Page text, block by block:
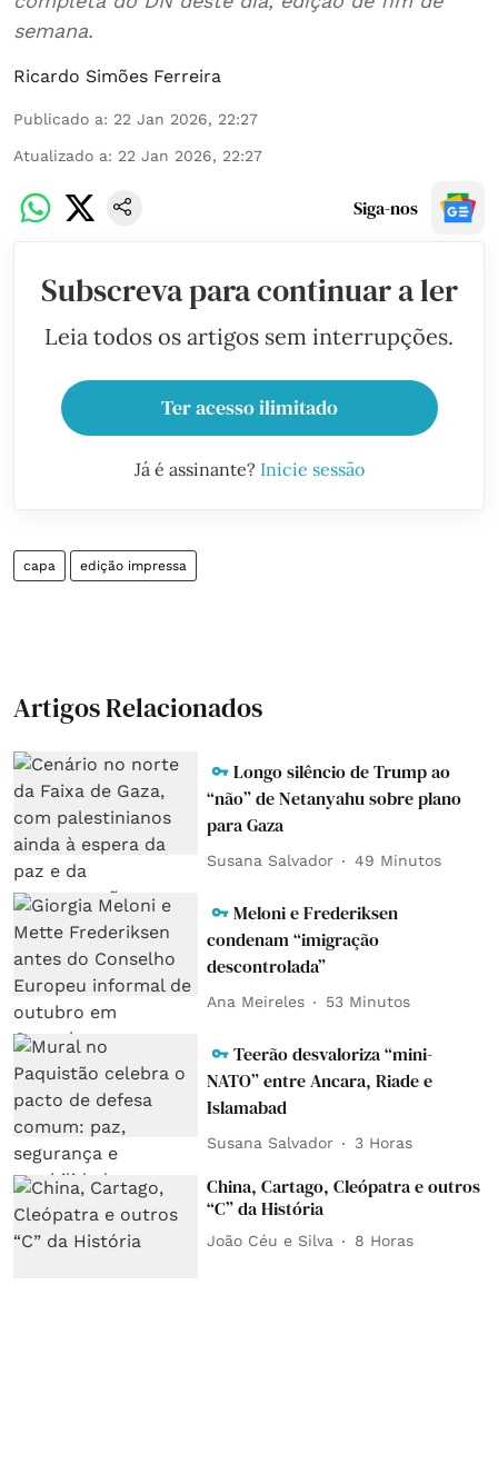
semana.
Ricardo Simões Ferreira
Publicado a: 22 Jan 2026, 22:27
Atualizado a: 22 Jan 2026, 22:27
Siga-nos
Subscreva para continuar a ler
Leia todos os artigos sem interrupções.
Ter acesso ilimitado
Já é assinante? Inicie sessão
capa edição impressa
Artigos Relacionados
Longo silêncio de Trump ao
“não” de Netanyahu sobre plano
para Gaza
Susana Salvador 49 Minutos
Meloni e Frederiksen
condenam “imigração
descontrolada”
Ana Meireles 53 Minutos
Teerão desvaloriza “mini-
NATO” entre Ancara, Riade e
Islamabad
Susana Salvador 3 Horas
China, Cartago, Cleópatra e outros
“C” da História
João Céu e Silva 8 Horas